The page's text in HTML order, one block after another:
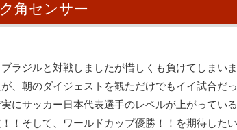
角センサー
ラジルと対戦しましたが惜しくも負けてしまい
、朝のダイジェストを観ただけでもイイ試合だ
にサッカー日本代表選手のレベルが上がってい
！そして、ワールドカップ優勝！！を期待したい